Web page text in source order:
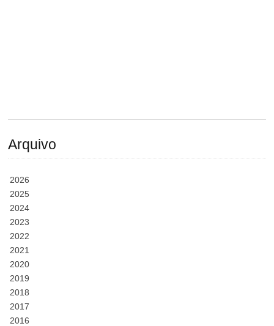
Arquivo
2026
2025
2024
2023
2022
2021
2020
2019
2018
2017
2016